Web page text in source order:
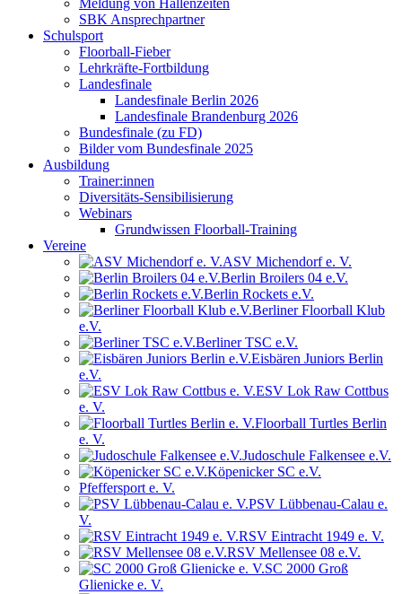
Meldung von Hallenzeiten
SBK Ansprechpartner
Schulsport
Floorball-Fieber
Lehrkräfte-Fortbildung
Landesfinale
Landesfinale Berlin 2026
Landesfinale Brandenburg 2026
Bundesfinale (zu FD)
Bilder vom Bundesfinale 2025
Ausbildung
Trainer:innen
Diversitäts-Sensibilisierung
Webinars
Grundwissen Floorball-Training
Vereine
ASV Michendorf e. V.
Berlin Broilers 04 e.V.
Berlin Rockets e.V.
Berliner Floorball Klub
e.V.
Berliner TSC e.V.
Eisbären Juniors Berlin
e.V.
ESV Lok Raw Cottbus
e. V.
Floorball Turtles Berlin
e. V.
Judoschule Falkensee e.V.
Köpenicker SC e.V.
Pfeffersport e. V.
PSV Lübbenau-Calau e.
V.
RSV Eintracht 1949 e. V.
RSV Mellensee 08 e.V.
SC 2000 Groß
Glienicke e. V.